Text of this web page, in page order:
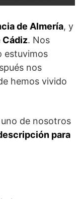
de Almería, y
Cádiz. Nos
estuvimos
nos
hemos vivido
de nosotros
para